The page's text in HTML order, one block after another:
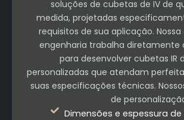
soluções de cubetas de IV de
medida, projetadas
requisitos de sua aplicação.
engenharia trabalha diretamente
para desenvolver cubetas IR
personalizadas que atendam
suas especificações técnicas.
de
Dimensões e espessura